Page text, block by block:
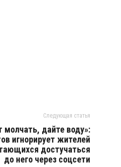
Следующая статья
молчать, дайте воду»:
игнорирует жителей
достучаться
до него через соцсети